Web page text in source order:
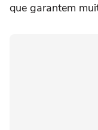
que garantem